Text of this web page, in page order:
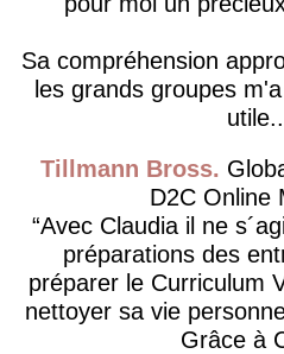
Sa compréhension
les grands groupes
Tillmann Bross
D2C Online
Avec Claudia il ne
préparations des
préparer le Curriculum
nettoyer sa vie
Grâce à